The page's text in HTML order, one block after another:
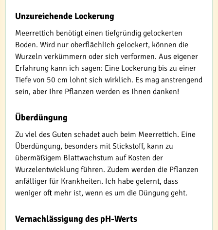
Unzureichende Lockerung
Meerrettich benötigt einen tiefgründig gelockerten
Boden. Wird nur oberflächlich gelockert, können die
Wurzeln verkümmern oder sich verformen. Aus eigener
Erfahrung kann ich sagen: Eine Lockerung bis zu einer
Tiefe von 50 cm lohnt sich wirklich. Es mag anstrengend
sein, aber Ihre Pflanzen werden es Ihnen danken!
Überdüngung
Zu viel des Guten schadet auch beim Meerrettich. Eine
Überdüngung, besonders mit Stickstoff, kann zu
übermäßigem Blattwachstum auf Kosten der
Wurzelentwicklung führen. Zudem werden die Pflanzen
anfälliger für Krankheiten. Ich habe gelernt, dass
weniger oft mehr ist, wenn es um die Düngung geht.
Vernachlässigung des pH-Werts